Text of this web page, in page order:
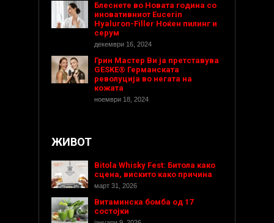
Блеснете во Новата година со
иновативниот Eucerin
Hyaluron-Filler Ноќен пилинг и
серум
декември 16, 2024
Грин Мастер Ви ја претставува
GESKE® Германската
револуција во негата на
кожата
ноември 18, 2024
ЖИВОТ
Bitola Whisky Fest: Битола како
сцена, вискито како причина
март 31, 2026
Витаминска бомба од 17
состојки